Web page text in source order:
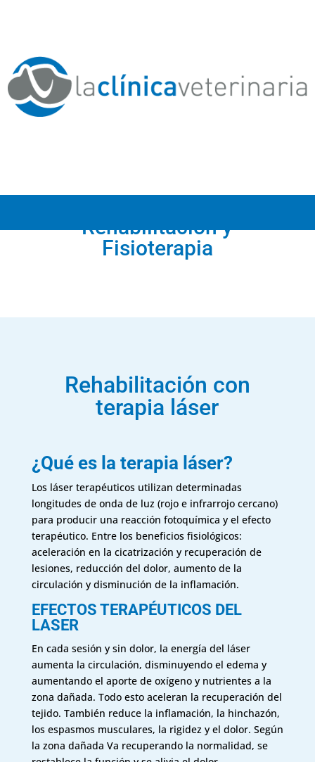
Rehabilitación y
Fisioterapia
Rehabilitación con
terapia láser
¿Qué es la terapia láser?
Los láser terapéuticos utilizan determinadas
longitudes de onda de luz (rojo e infrarrojo cercano)
para producir una reacción fotoquímica y el efecto
terapéutico. Entre los beneficios fisiológicos:
aceleración en la cicatrización y recuperación de
lesiones, reducción del dolor, aumento de la
circulación y disminución de la inflamación.
EFECTOS TERAPÉUTICOS DEL
LASER
En cada sesión y sin dolor, la energía del láser
aumenta la circulación, disminuyendo el edema y
aumentando el aporte de oxígeno y nutrientes a la
zona dañada. Todo esto aceleran la recuperación del
tejido. También reduce la inflamación, la hinchazón,
los espasmos musculares, la rigidez y el dolor. Según
la zona dañada Va recuperando la normalidad, se